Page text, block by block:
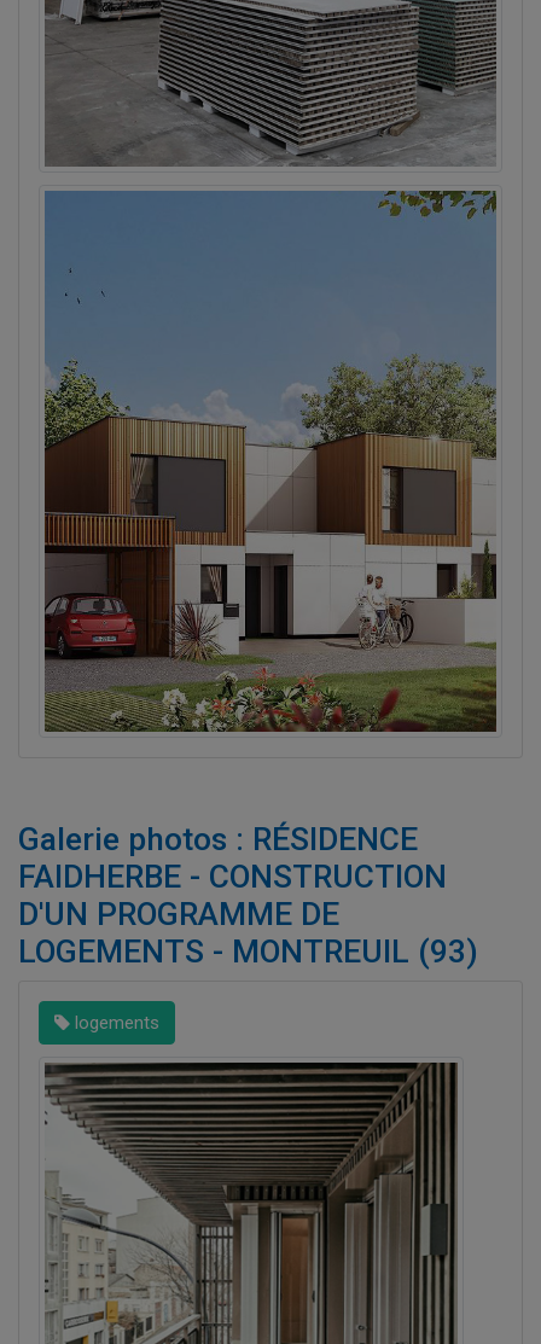
Galerie photos : RÉSIDENCE
FAIDHERBE - CONSTRUCTION
D'UN PROGRAMME DE
LOGEMENTS - MONTREUIL (93)
logements